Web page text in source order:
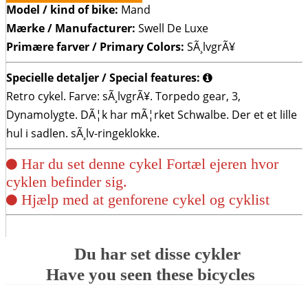
Model / kind of bike: Mand
Mærke / Manufacturer: Swell De Luxe
Primære farver / Primary Colors: SÃ¸lvgrÃ¥
Specielle detaljer / Special features:
Retro cykel. Farve: sÃ¸lvgrÃ¥. Torpedo gear, 3,
Dynamolygte. DÃ¦k har mÃ¦rket Schwalbe. Der et et lille
hul i sadlen. sÃ¸lv-ringeklokke.
Har du set denne cykel Fortæl ejeren hvor
cyklen befinder sig.
Hjælp med at genforene cykel og cyklist
Du har set disse cykler
Have you seen these bicycles